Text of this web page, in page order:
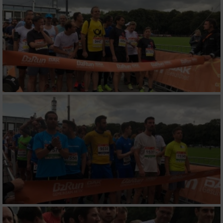
Verwendung von Profilen zur Auswahl
personalisierter Inhalte
Messung der Werbeleistung
Messung der Performance von Inhalten
Analyse von Zielgruppen durch Statistiken
oder Kombinationen von Daten aus
verschiedenen Quellen
Entwicklung und Verbesserung der Angebote
Verwendung reduzierter Daten zur Auswahl
von Inhalten
IAB-Besonderheiten:
Verwendung genauer Standortdaten